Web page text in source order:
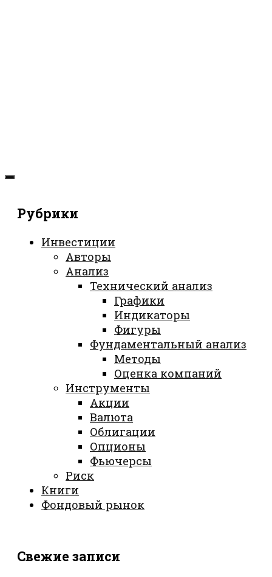
Рубрики
Инвестиции
Авторы
Анализ
Технический анализ
Графики
Индикаторы
Фигуры
Фундаментальный анализ
Методы
Оценка компаний
Инструменты
Акции
Валюта
Облигации
Опционы
Фьючерсы
Риск
Книги
Фондовый рынок
Свежие записи